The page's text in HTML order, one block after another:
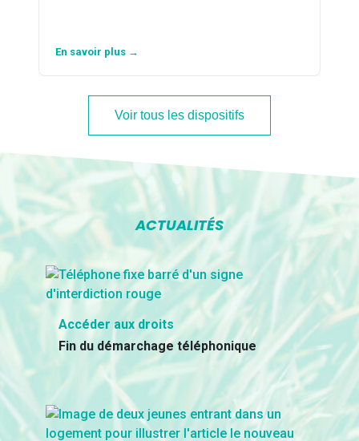
En savoir plus →
Voir tous les dispositifs
ACTUALITÉS
Accéder aux droits
Fin du démarchage téléphonique